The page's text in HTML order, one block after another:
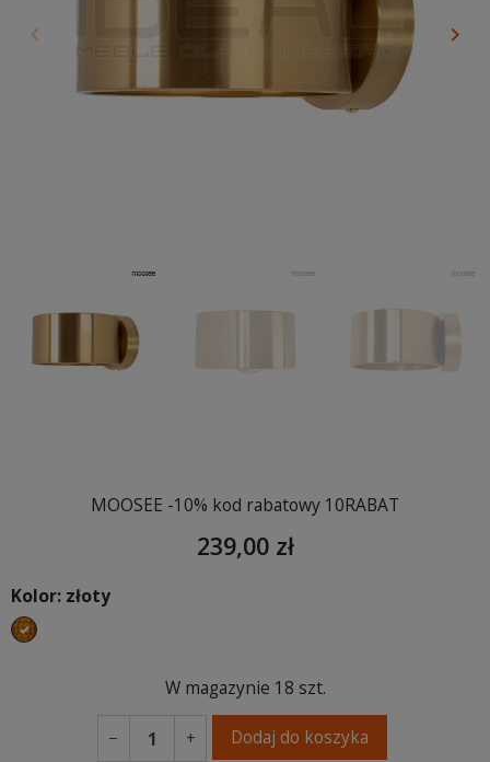
Poprzedni
keyboard_arrow_left keyboard_arrow_right
MOOSEE -10% kod rabatowy 10RABAT
239,00 zł
Kolor: złoty
złoty
W magazynie 18 szt.
− + Dodaj do koszyka